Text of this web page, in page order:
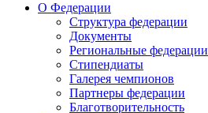
О Федерации
Структура федерации
Документы
Региональные федерации
Стипендиаты
Галерея чемпионов
Партнеры федерации
Благотворительность